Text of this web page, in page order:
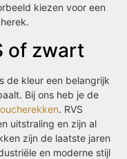
kiezen voor een
of zwart
de kleur een belangrijk
Bij ons heb je de
. RVS
uitstraling en zijn al
zijn de laatste jaren
en moderne stijl